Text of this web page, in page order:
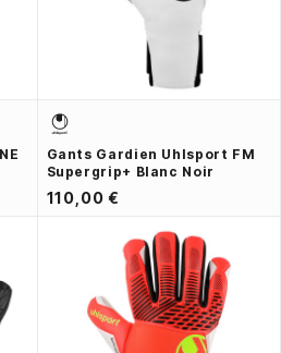
Gants Gardien Uhlsport FM
Supergrip+ Blanc Noir
110,00 €